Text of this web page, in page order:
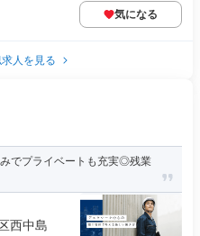
気になる
人を見る
でプライベートも充実◎残業
西中島